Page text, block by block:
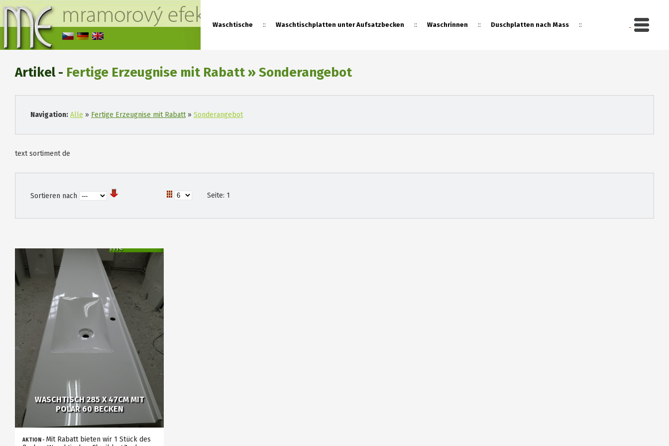
Artikel - Fertige Erzeugnise mit Rabatt » Sonderangebot
Navigation: Alle » Fertige Erzeugnise mit Rabatt» Sonderangebot
text sortiment de
Sortieren nach Seite: 1
WASCHTISCH 285 X 47CM MIT
POLAR 60 BECKEN
AKTION - Mit Rabatt bieten wir 1 Stück des
Waschtische ::Waschtischplatten unter Aufsatzbecken ::Waschrinnen :: Duschplatten nach Mass ::
Fliesenplatten